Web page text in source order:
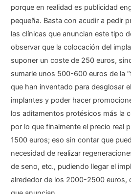
porque en realidad es publicidad
pequeña. Basta con acudir a pedir
las clínicas que anuncian este tipo
observar que la colocación del
suponer un coste de 250 euros,
sumarle unos 500-600 euros de la
que han inventado para desglosar
implantes y poder hacer
los aditamentos protésicos más la
por lo que finalmente el precio real
1500 euros; eso sin contar que
necesidad de realizar
de seno, etc., pudiendo llegar el
alrededor de los 2000-2500 euros,